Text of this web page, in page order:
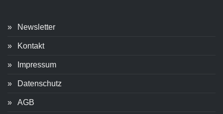
Newsletter
Kontakt
Impressum
Datenschutz
AGB